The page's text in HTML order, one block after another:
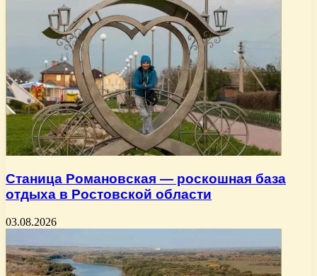
Станица Романовская — роскошная база
отдыха в Ростовской области
03.08.2026